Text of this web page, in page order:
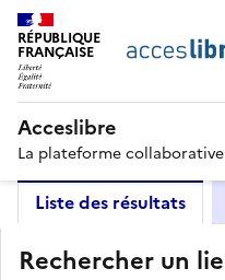
RÉPUBLIQUE
FRANÇAISE
Acceslibre
La plateforme
Liste des résultats
Rechercher un